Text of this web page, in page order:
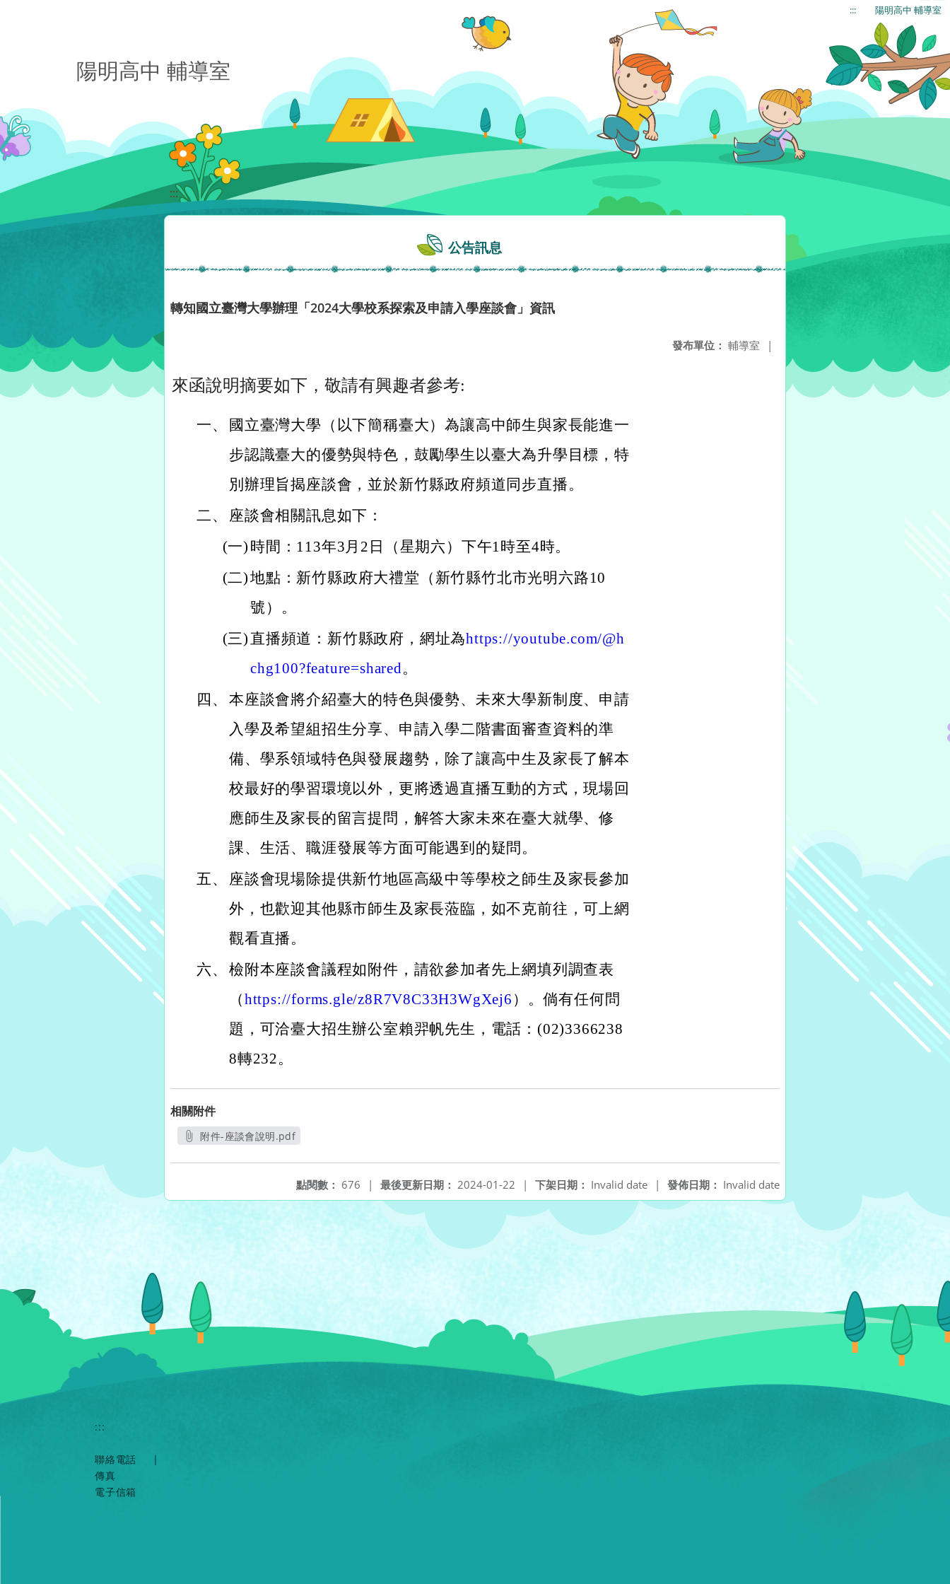
::: 陽明高中 輔導室
陽明高中 輔導室
:::
公告訊息
轉知國立臺灣大學辦理「2024大學校系探索及申請入學座談會」資訊
發布單位： 輔導室 |
來函說明摘要如下，敬請有興趣者參考:
一、
國立臺灣大學（以下簡稱臺大）為讓高中師生與家長能進一
步認識臺大的優勢與特色，鼓勵學生以臺大為升學目標，特
別辦理旨揭座談會，並於新竹縣政府頻道同步直播。
二、
座談會相關訊息如下：
(一) 時間：113年3月2日（星期六）下午1時至4時。
(二)地點：新竹縣政府大禮堂（新竹縣竹北市光明六路10
號）。
(三) 直播頻道：新竹縣政府，網址為https://youtube.com/@h
chg100?feature=shared。
四、 本座談會將介紹臺大的特色與優勢、未來大學新制度、申請
入學及希望組招生分享、申請入學二階書面審查資料的準
備、學系領域特色與發展趨勢，除了讓高中生及家長了解本
校最好的學習環境以外，更將透過直播互動的方式，現場回
應師生及家長的留言提問，解答大家未來在臺大就學、修
課、生活、職涯發展等方面可能遇到的疑問。
五、
座談會現場除提供新竹地區高級中等學校之師生及家長參加
外，也歡迎其他縣市師生及家長蒞臨，如不克前往，可上網
觀看直播。
六、 檢附本座談會議程如附件，請欲參加者先上網填列調查表
（https://forms.gle/z8R7V8C33H3WgXej6 ）。倘有任何問
題，可洽臺大招生辦公室賴羿帆先生，電話：(02)3366238
8轉232。
相關附件
附件-座談會說明.pdf
發佈日期： Invalid date
下架日期： Invalid date |
最後更新日期： 2024-01-22 |
點閱數： 676 |
:::
聯絡電話
|
傳真
電子信箱